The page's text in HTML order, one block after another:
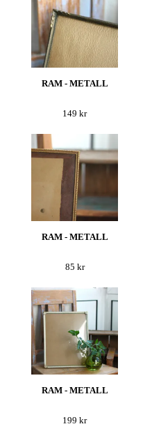
RAM - METALL
149 kr
RAM - METALL
85 kr
RAM - METALL
199 kr